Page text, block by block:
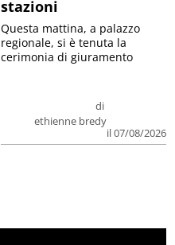
stazioni
di
ethienne bredy
il 07/08/2026
Questa mattina, a palazzo
regionale, si è tenuta la
cerimonia di giuramento